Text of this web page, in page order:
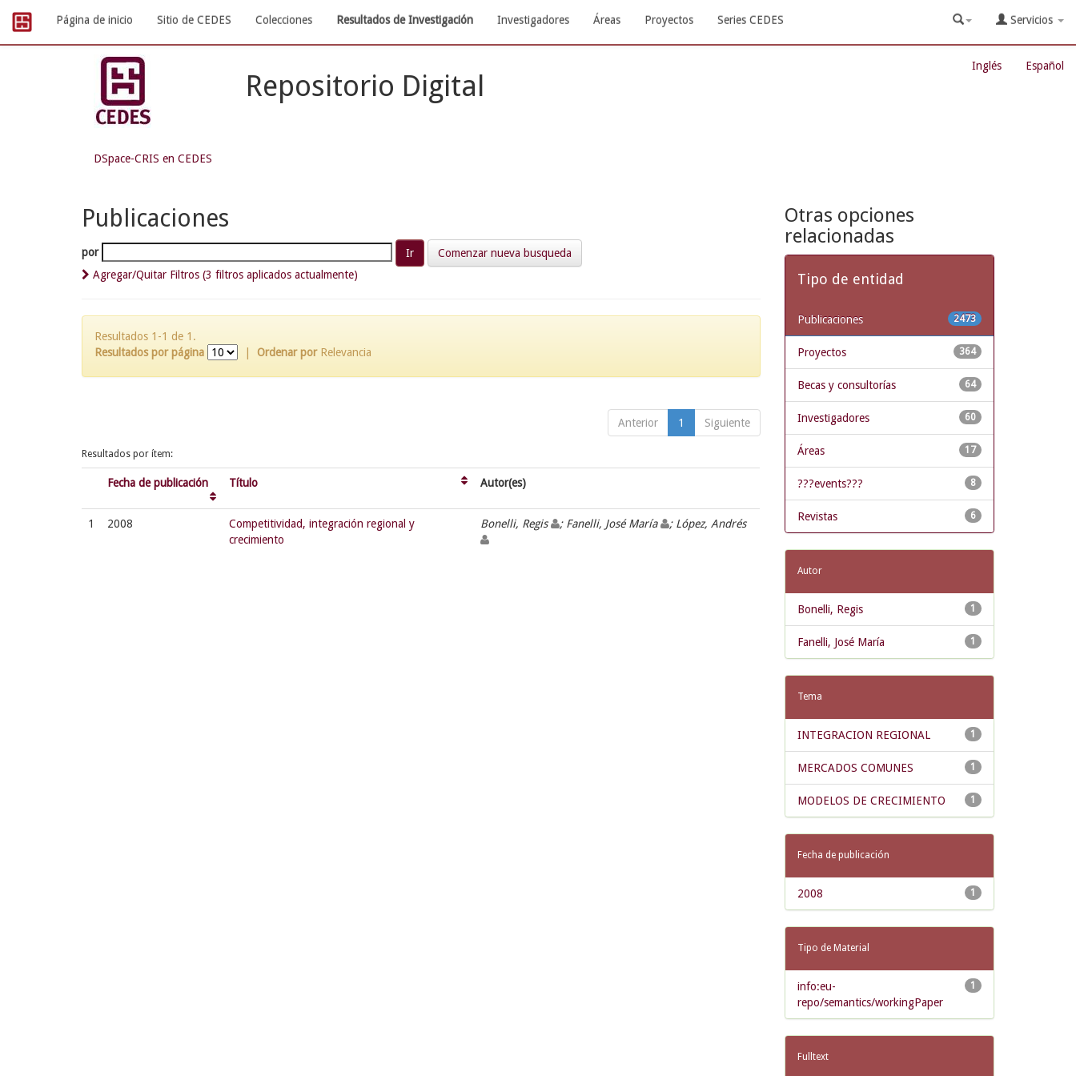
navigation
Página de inicio Sitio de CEDES Colecciones Resultados de Investigación Investigadores Áreas Proyectos Series CEDES Servicios
Inglés Español
Repositorio Digital
DSpace-CRIS en CEDES
Publicaciones
por
Comenzar nueva busqueda
Agregar/Quitar Filtros (3 filtros aplicados actualmente)
Resultados 1-1 de 1.
Resultados por página
Ordenar por Relevancia
Anterior 1 Siguiente
Resultados por ítem:
Fecha de publicación Título Autor(es)
1 2008
Competitividad, integración regional y
crecimiento
Bonelli, Regis ; Fanelli, José María ; López, Andrés
Otras opciones
relacionadas
Tipo de entidad
2473
Publicaciones
364
Proyectos
64
Becas y consultorías
60
Investigadores
17
Áreas
8
???events???
6
Revistas
Autor
1
Bonelli, Regis
1
Fanelli, José María
Tema
1
INTEGRACION REGIONAL
1
MERCADOS COMUNES
1
MODELOS DE CRECIMIENTO
Fecha de publicación
1
2008
Tipo de Material
1
info:eu-
repo/semantics/workingPaper
Fulltext